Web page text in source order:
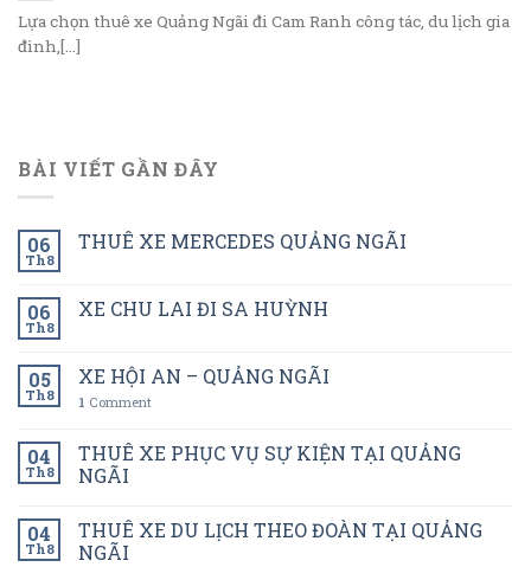
Lựa chọn thuê xe Quảng Ngãi đi Cam Ranh công tác, du lịch gia
đình,[...]
BÀI VIẾT GẦN ĐÂY
06
Th8
THUÊ XE MERCEDES QUẢNG NGÃI
06
Th8
XE CHU LAI ĐI SA HUỲNH
05
Th8
XE HỘI AN – QUẢNG NGÃI
1 Comment
04
Th8
THUÊ XE PHỤC VỤ SỰ KIỆN TẠI QUẢNG
NGÃI
04
Th8
THUÊ XE DU LỊCH THEO ĐOÀN TẠI QUẢNG
NGÃI